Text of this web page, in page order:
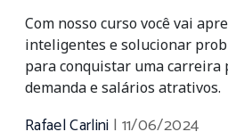
Com nosso curso você vai
inteligentes e solucionar
para conquistar uma carreira
demanda e salários atrativos.
Rafael Carlini | 11/06/2024